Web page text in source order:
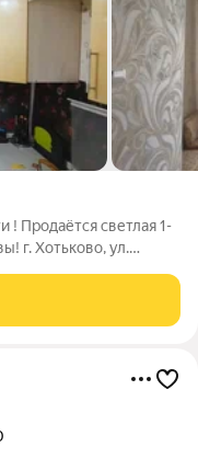
Продаётся светлая 1-
г. Хотьково, ул.
14 м